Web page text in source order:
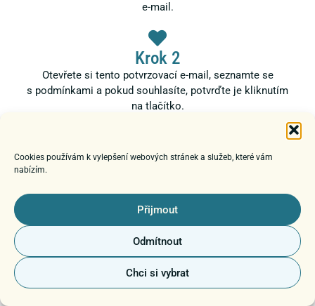
Cookies používám k vylepšení webových stránek a služeb, které vám
nabízím.
Přijmout
Odmítnout
Chci si vybrat
e-mail.
Krok 2
Otevřete si tento potvrzovací e-mail, seznamte se
s podmínkami a pokud souhlasíte, potvrďte je kliknutím
na tlačítko.
Krok 3
Po kliknutí na tlačítko je hotovo a vy můžete ve svém e-
minikurzu.